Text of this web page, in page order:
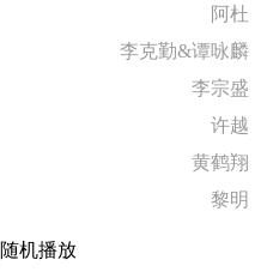
阿杜
李克勤&谭咏麟
李宗盛
许越
黄鹤翔
黎明
随机播放